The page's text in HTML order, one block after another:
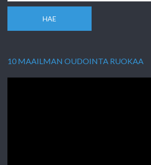
HAE
10 MAAILMAN OUDOINTA RUOKAA